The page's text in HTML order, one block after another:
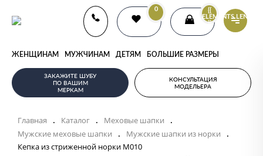
0
{{
ELEMENTS.LENGTH
}}
ЖЕНЩИНАМ МУЖЧИНАМ ДЕТЯМ БОЛЬШИЕ РАЗМЕРЫ
ЗАКАЖИТЕ ШУБУ
ПО ВАШИМ
МЕРКАМ
КОНСУЛЬТАЦИЯ
МОДЕЛЬЕРА
Главная . Каталог . Меховые шапки .
Мужские меховые шапки . Мужские шапки из норки .
Кепка из стриженной норки M010